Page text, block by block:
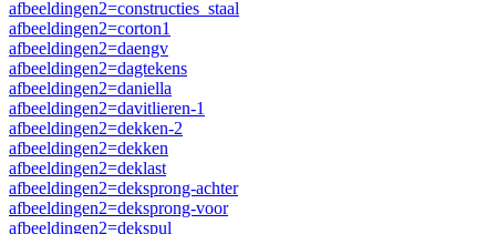
afbeeldingen2=constructies_staal
afbeeldingen2=corton1
afbeeldingen2=daengv
afbeeldingen2=dagtekens
afbeeldingen2=daniella
afbeeldingen2=davitlieren-1
afbeeldingen2=dekken-2
afbeeldingen2=dekken
afbeeldingen2=deklast
afbeeldingen2=deksprong-achter
afbeeldingen2=deksprong-voor
afbeeldingen2=dekspul